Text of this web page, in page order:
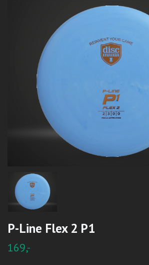
P-Line Flex 2 P1
169,-